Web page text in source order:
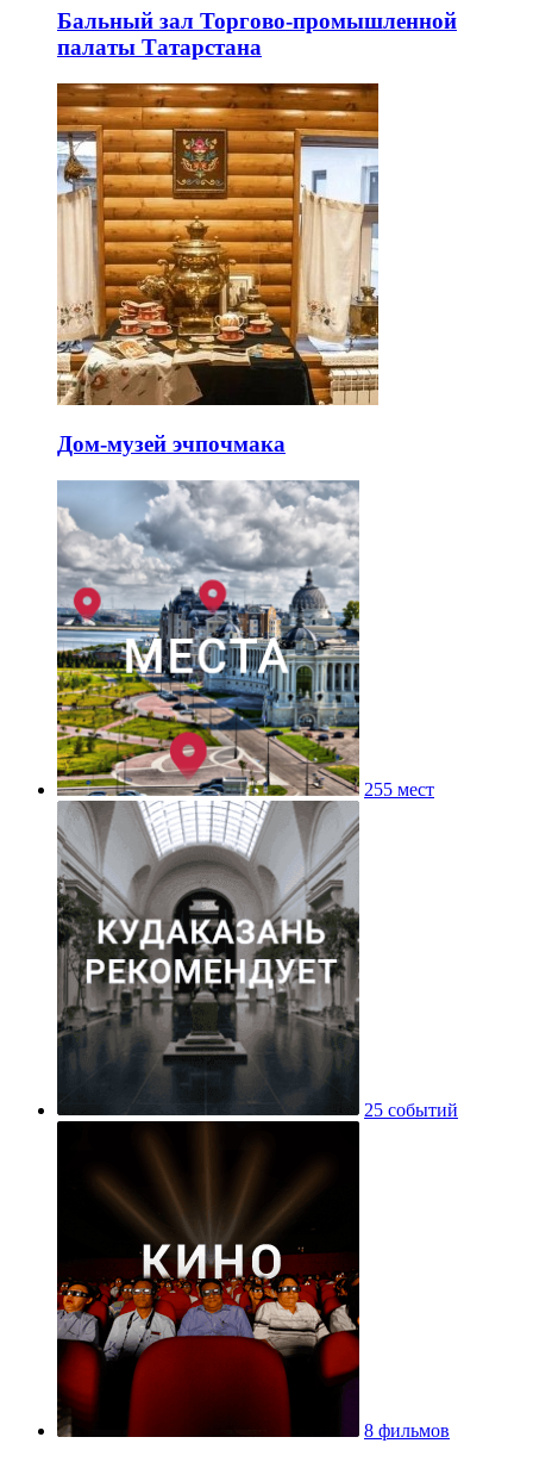
Бальный зал Торгово-промышленной
палаты Татарстана
Дом-музей эчпочмака
255 мест
25 событий
8 фильмов